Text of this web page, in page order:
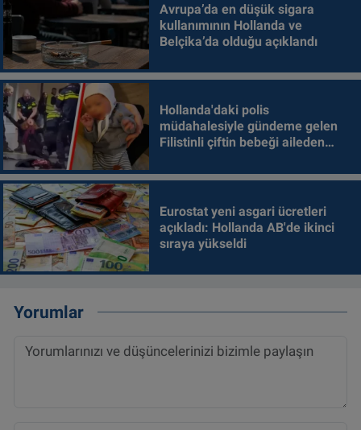
Avrupa’da en düşük sigara
kullanımının Hollanda ve
Belçika’da olduğu açıklandı
Hollanda'daki polis
müdahalesiyle gündeme gelen
Filistinli çiftin bebeği aileden
Eurostat yeni asgari ücretleri
açıkladı: Hollanda AB'de ikinci
sıraya yükseldi
Yorumlar